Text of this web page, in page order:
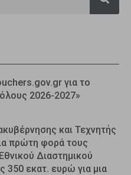
για το
2026-2027»
και Τεχνητής
πρώτη φορά τους
Διαστημικού
350 εκατ. ευρώ για μια